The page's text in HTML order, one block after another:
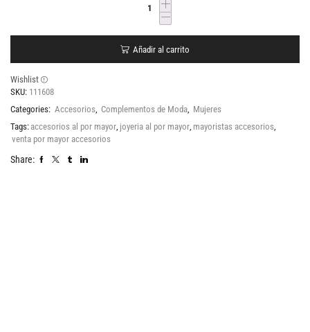
Añadir al carrito
Wishlist
SKU: 111608
Categories: Accesorios, Complementos de Moda, Mujeres
Tags: accesorios al por mayor, joyeria al por mayor, mayoristas accesorios,
venta por mayor accesorios
Share: